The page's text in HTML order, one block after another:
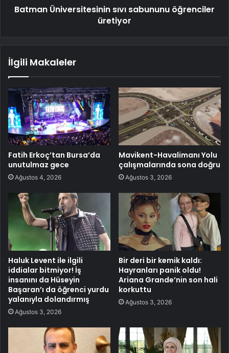
Batman Üniversitesinin sıvı sabununu öğrenciler
üretiyor
İlgili Makaleler
Fatih Erkoç’tan Bursa’da
unutulmaz gece
Ağustos 4, 2026
Mavikent-Havalimanı Yolu
çalışmalarında sona doğru
Ağustos 3, 2026
Haluk Levent ile ilgili
iddialar bitmiyor! İş
insanını da Hüseyin
Başaran’ı da öğrenci yurdu
yalanıyla dolandırmış
Ağustos 3, 2026
Bir deri bir kemik kaldı:
Hayranları panik oldu!
Ariana Grande’nin son hali
korkuttu
Ağustos 3, 2026